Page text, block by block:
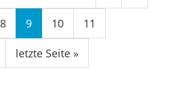
8 9 10 11
letzte Seite »